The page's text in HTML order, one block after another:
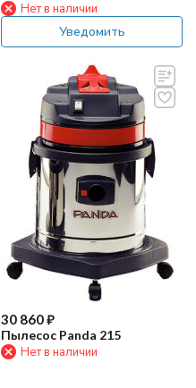
Нет в наличии
Уведомить
30 860₽
Пылесос Panda 215
Нет в наличии